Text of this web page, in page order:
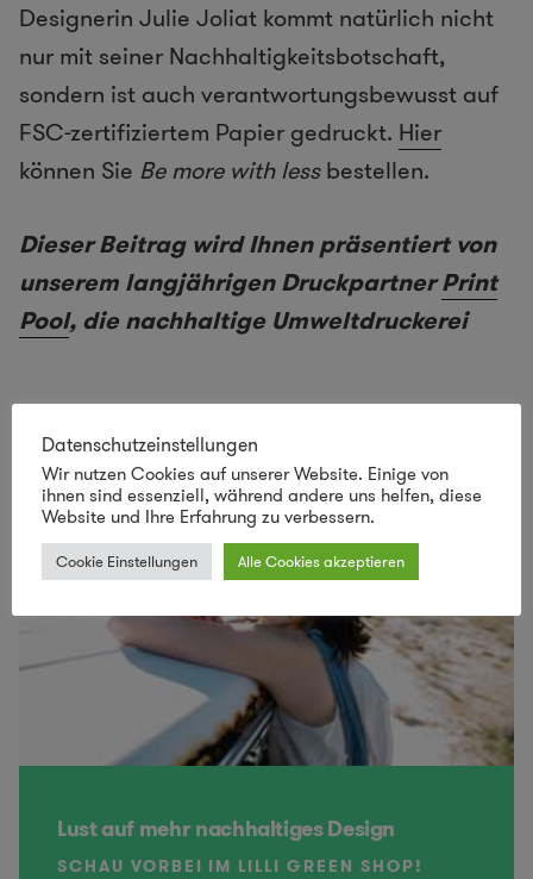
Designerin Julie Joliat kommt natürlich nicht
nur mit seiner Nachhaltigkeitsbotschaft,
sondern ist auch verantwortungsbewusst auf
FSC-zertifiziertem Papier gedruckt. Hier
können Sie Be more with lessbestellen.
Dieser Beitrag wird Ihnen präsentiert von
unserem langjährigen DruckpartnerPrint
Pool, die nachhaltige Umweltdruckerei
Lust auf mehr nachhaltiges Design
SCHAU VORBEI IM LILLI GREEN SHOP!
Datenschutzeinstellungen
Wir nutzen Cookies auf unserer Website. Einige von
ihnen sind essenziell, während andere uns helfen, diese
Website und Ihre Erfahrung zu verbessern.
Cookie Einstellungen Alle Cookies akzeptieren